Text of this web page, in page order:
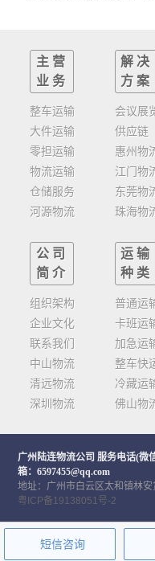
主营
业务
整车运输
大件运输
零担运输
物流运输
仓储服务
河源物流
解决
方案
会议展
供应链
惠州物
江门物
东莞物
珠海物
公司
简介
组织架构
企业文化
联系我们
中山物流
清远物流
深圳物流
运输
种类
普通运
卡班运
加急运
整车快
冷藏运
佛山物
广州陆连物流公司 服务电话(微
箱：6597455@qq.com
地址：广州市白云区太和镇林
粤ICP备19138051号-2
短信咨询